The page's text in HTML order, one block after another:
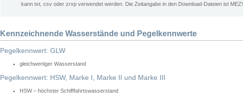
kann txt, csv oder zrxp verwendet werden. Die Zeitangabe in den Download-Dateien ist MEZ!
Kennzeichnende Wasserstände und Pegelkennwerte
Pegelkennwert: GLW
gleichwertiger Wasserstand
Pegelkennwert: HSW, Marke I, Marke II und Marke III
HSW – höchster Schifffahrtswasserstand